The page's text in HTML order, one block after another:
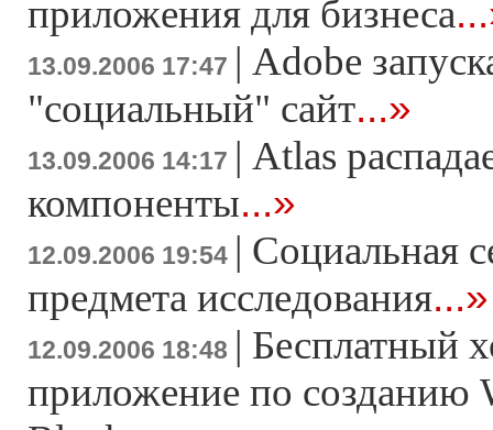
приложения для бизнеса
13.09.2006 17:47 | Adobe
"социальный" сайт...»
13.09.2006 14:17 | Atlas
компоненты...»
12.09.2006 19:54 | Социальная
предмета исследования...»
12.09.2006 18:48 | Бесплатный
приложение по созданию